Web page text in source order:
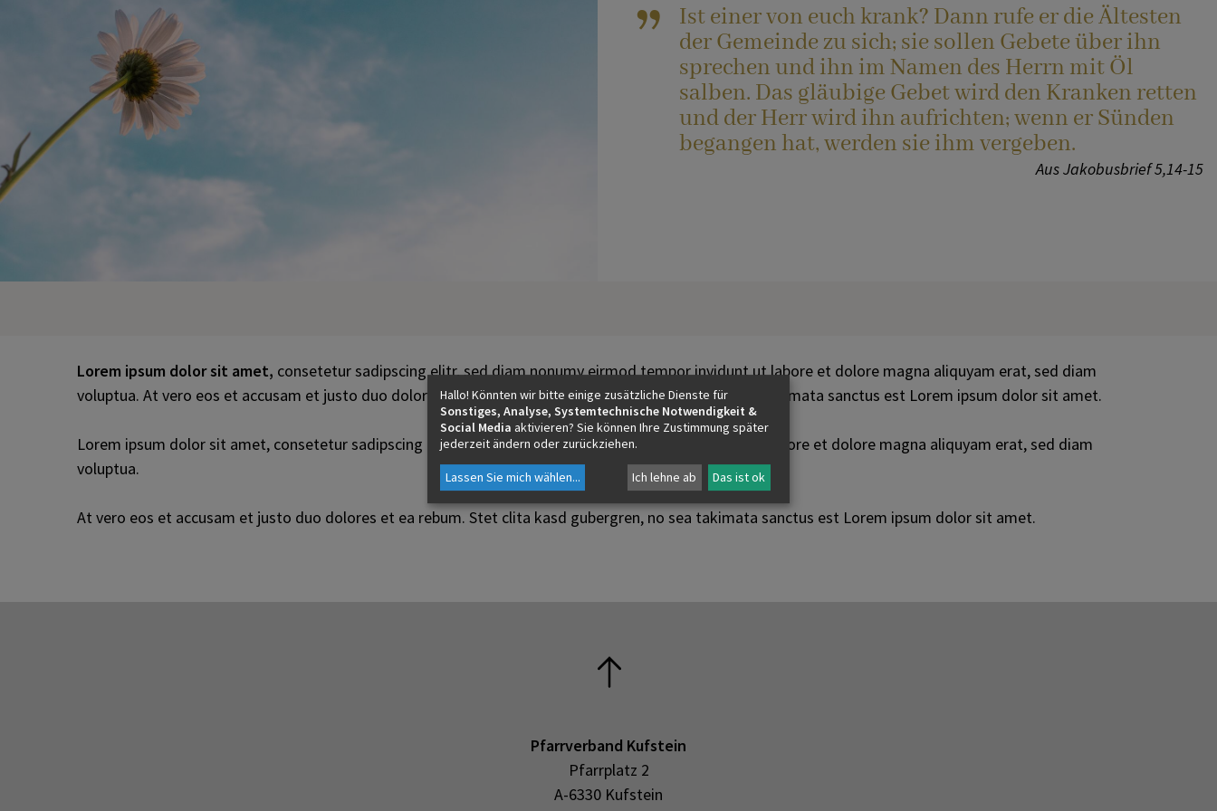
Social Media
KONTAKT
Ist einer von euch krank? Dann rufe er die Ältesten
der Gemeinde zu sich; sie sollen Gebete über ihn
sprechen und ihn im Namen des Herrn mit Öl
salben. Das gläubige Gebet wird den Kranken retten
und der Herr wird ihn aufrichten; wenn er Sünden
begangen hat, werden sie ihm vergeben.
Aus Jakobusbrief 5,14-15
Lorem ipsum dolor sit amet, consetetur sadipscing elitr, sed diam nonumy eirmod tempor invidunt ut labore et dolore magna aliquyam erat, sed diam
voluptua. At vero eos et accusam et justo duo dolores et ea rebum. Stet clita kasd gubergren, no sea takimata sanctus est Lorem ipsum dolor sit amet.
Lorem ipsum dolor sit amet, consetetur sadipscing elitr, sed diam nonumy eirmod tempor invidunt ut labore et dolore magna aliquyam erat, sed diam
voluptua.
At vero eos et accusam et justo duo dolores et ea rebum. Stet clita kasd gubergren, no sea takimata sanctus est Lorem ipsum dolor sit amet.
Pfarrverband Kufstein
Pfarrplatz 2
A-6330 Kufstein
Hallo! Könnten wir bitte einige zusätzliche Dienste für
Sonstiges, Analyse, Systemtechnische Notwendigkeit &
Social Media aktivieren? Sie können Ihre Zustimmung später
jederzeit ändern oder zurückziehen.
Lassen Sie mich wählen... Ich lehne ab Das ist ok